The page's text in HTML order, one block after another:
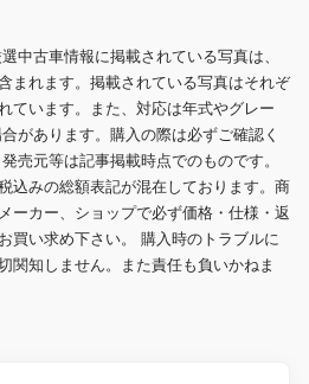
中古車情報に掲載されている写真は、
まれます。掲載されている写真はそれぞ
ています。また、対応は年式やグレー
があります。購入の際は必ずご確認く
売元等は記事掲載時点でのものです。
込みの総額表記が混在しております。商
ーカー、ショップで必ず価格・仕様・返
買い求め下さい。 購入時のトラブルに
関知しません。また責任も負いかねま